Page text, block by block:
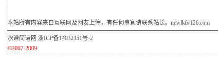
本站所有内容来自互联网及网友上传，有任何事宜请联系站长。newlkf#126.com
歌谱简谱网 浙ICP备14032351号-2
©2007-2009